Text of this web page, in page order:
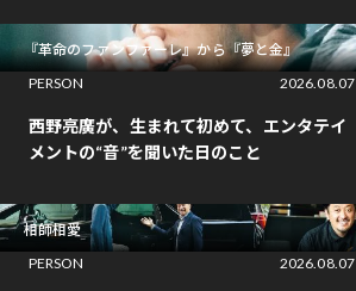
『革命のファンファーレ』から『夢と金』
PERSON
2026.08.07
西野亮廣が、生まれて初めて、エンタテイ
メントの“音”を聞いた日のこと
相師相愛
PERSON
2026.08.07